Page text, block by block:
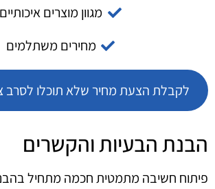
מגוון מוצרים איכותיים
מחירים משתלמים
לקבלת הצעת מחיר שלא תוכלו לסרב
הבנת הבעיות והקשרים
פיתוח חשיבה מתמטית חכמה מתחיל